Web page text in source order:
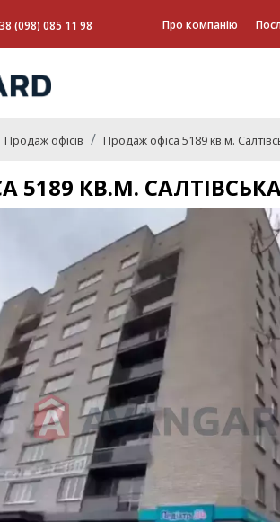
(098) 085 11 98 Про компанію
Продаж офісів Продаж офіса 5189 кв.м.
5189 КВ.М.